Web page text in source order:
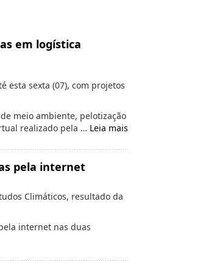
em logística
esta sexta (07), com projetos
meio ambiente, pelotização
realizado pela … Leia mais
pela internet
Climáticos, resultado da
internet nas duas